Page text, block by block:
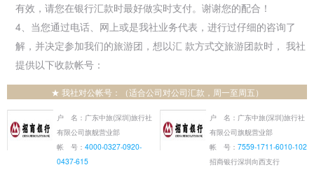
有效，请您在银行汇款时最好做实时支付。谢谢您的配合！
4、当您通过电话、网上或是我社业务代表，进行过仔细的咨询了
解，并决定参加我们的旅游团，想以汇 款方式交旅游团款时， 我社
提供以下收款帐号：
★ 我社对公帐号：（适合公司对公司汇款，周一至周五）
户 名：广东中旅(深圳)旅行社
有限公司旗舰营业部
帐 号： 4000-0327-0920-
0437-615
户 名：广东中旅(深圳)旅行社
有限公司旗舰营业部
帐 号： 7559-1711-6010-102
招商银行深圳向西支行